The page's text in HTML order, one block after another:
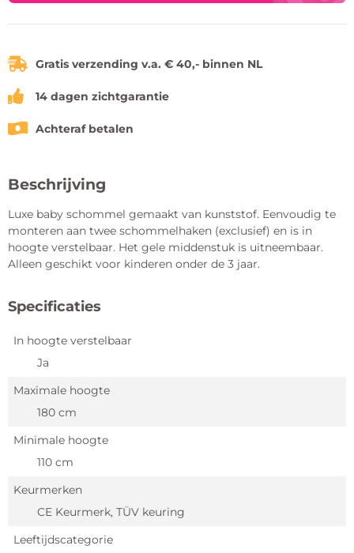
Gratis verzending v.a. € 40,- binnen NL
14 dagen zichtgarantie
Achteraf betalen
Beschrijving
Luxe baby schommel gemaakt van kunststof. Eenvoudig te
monteren aan twee schommelhaken (exclusief) en is in
hoogte verstelbaar. Het gele middenstuk is uitneembaar.
Alleen geschikt voor kinderen onder de 3 jaar.
Specificaties
In hoogte verstelbaar
Ja
Maximale hoogte
180 cm
Minimale hoogte
110 cm
Keurmerken
CE Keurmerk, TÜV keuring
Leeftijdscategorie